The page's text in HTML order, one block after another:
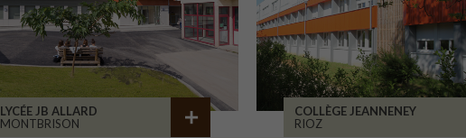
LYCÉE JB ALLARD
MONTBRISON
COLLÈGE JEANNENEY
RIOZ